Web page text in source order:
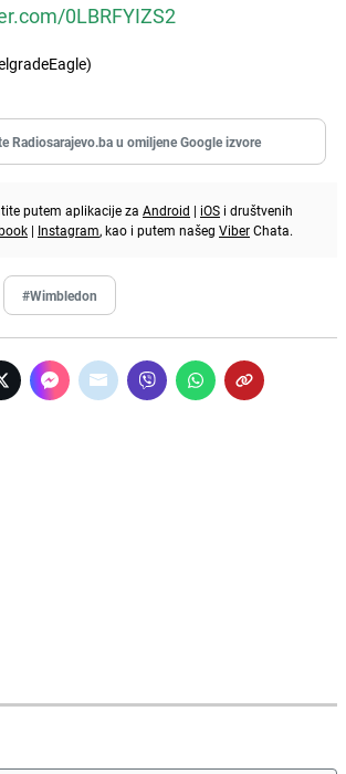
0LBRFYIZS2
Radiosarajevo.ba u omiljene Google izvore
putem aplikacije za Android | iOS i društvenih
| Instagram, kao i putem našeg ViberChata.
#Wimbledon